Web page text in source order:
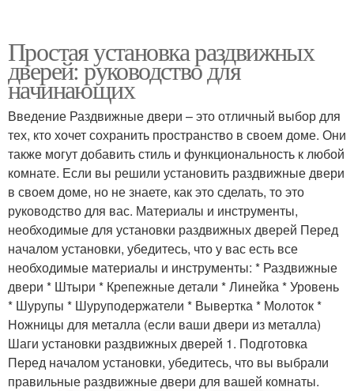
Простая установка раздвижных
дверей: руководство для
начинающих
Введение Раздвижные двери – это отличный выбор для
тех, кто хочет сохранить пространство в своем доме. Они
также могут добавить стиль и функциональность к любой
комнате. Если вы решили установить раздвижные двери
в своем доме, но не знаете, как это сделать, то это
руководство для вас. Материалы и инструменты,
необходимые для установки раздвижных дверей Перед
началом установки, убедитесь, что у вас есть все
необходимые материалы и инструменты: * Раздвижные
двери * Штыри * Крепежные детали * Линейка * Уровень
* Шурупы * Шуруподержатели * Вывертка * Молоток *
Ножницы для металла (если ваши двери из металла)
Шаги установки раздвижных дверей 1. Подготовка
Перед началом установки, убедитесь, что вы выбрали
правильные раздвижные двери для вашей комнаты.